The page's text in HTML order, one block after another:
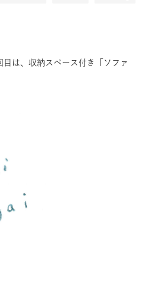
は、収納スペース付き「ソファ